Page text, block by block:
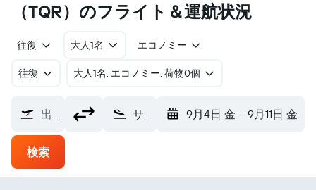
（TQR​）のフライト＆運航状況
往復 大人1名 エコノミー
往復 ​大人1名, エコノミー, 荷物0個
出発地 サン・ドミノ San Domino Island (TQR) 9月4日 金 - 9月11日 金
検索